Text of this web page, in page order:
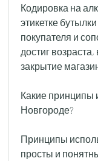
Кодировка на
этикетке
покупателя и
достиг
закрытие
Какие принципы
Новгороде?
Принципы
просты и